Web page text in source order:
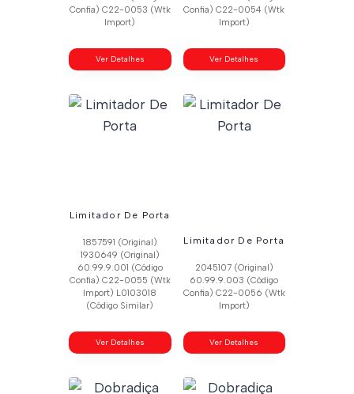
Confia) C22-0053 (Wtk
Import)
Ver Detalhes
Confia) C22-0054 (Wtk
Import)
Ver Detalhes
Limitador De Porta
1857591 (Original)
1930649 (Original)
60.99.9.001 (Código
Confia) C22-0055 (Wtk
Import) L0103018
(Código Similar)
Ver Detalhes
Limitador De Porta
2045107 (Original)
60.99.9.003 (Código
Confia) C22-0056 (Wtk
Import)
Ver Detalhes